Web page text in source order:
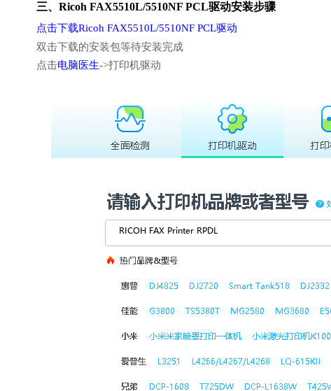
三、Ricoh FAX5510L/5510NF PCL驱动安装步骤
点击下载Ricoh FAX5510L/5510NF PCL驱动
双击下载的安装包等待安装完成
点击电脑医生->打印机驱动